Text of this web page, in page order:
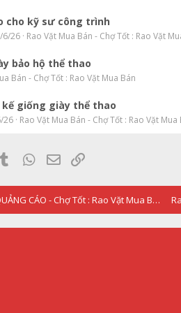
cho kỹ sư công trình
6/26 Rao Vặt Mua Bán - Chợ Tốt : Rao Vặt
bảo hộ thể thao
Bán - Chợ Tốt : Rao Vặt Mua Bán
giống giày thể thao
26 Rao Vặt Mua Bán - Chợ Tốt : Rao Vặt Mua
Tumblr WhatsApp
Email
RAO VẶT - QUẢNG CÁO - Chợ Tốt : Rao Vặt Mua Bán